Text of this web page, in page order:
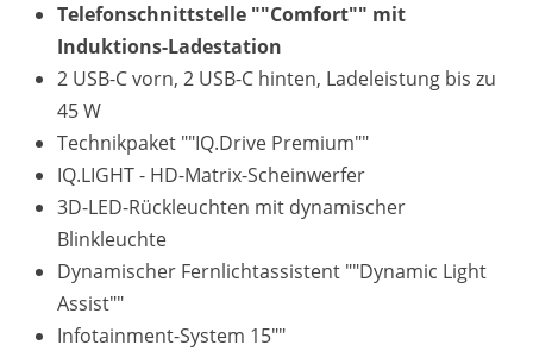
Telefonschnittstelle ""Comfort"" mit
Induktions-Ladestation
2 USB-C vorn, 2 USB-C hinten, Ladeleistung bis zu
45 W
Technikpaket ""IQ.Drive Premium""
IQ.LIGHT - HD-Matrix-Scheinwerfer
3D-LED-Rückleuchten mit dynamischer
Blinkleuchte
Dynamischer Fernlichtassistent ""Dynamic Light
Assist""
Infotainment-System 15""